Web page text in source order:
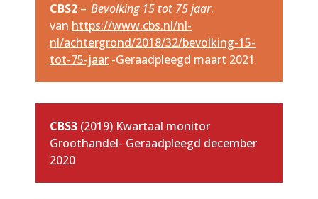
CBS2 – Bevolking 15 tot 75 jaar.
van https://www.cbs.nl/nl-
nl/achtergrond/2018/32/bevolking-15-
tot-75-jaar -Geraadpleegd maart 2021
CBS3 (2019) Kwartaal monitor
Groothandel- Geraadpleegd december
2020